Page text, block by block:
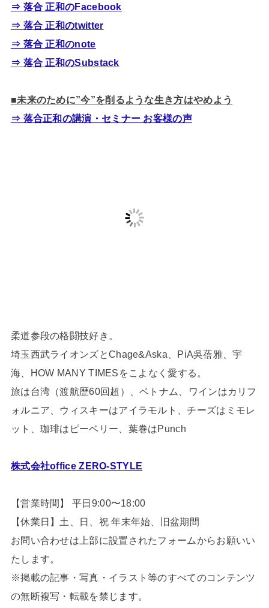
⇒ 落合 正和のFacebook
⇒ 落合 正和のtwitter
⇒ 落合 正和のnote
⇒ 落合 正和のSubstack
■未来のために”今”を削るような生き方はやめよう
⇒ 落合正和の講演・セミナー お客様の声
柔道参段の格闘技好き。
埼玉西武ライオンズとChage&Aska、PiA吳蓓雅、宇
海、HOW MANY TIMESをこよなく愛する。
旅は台湾（渡航歴60回超）、ベトナム、ワインはカリフ
ォルニア、ウィスキーはアイラモルト、チーズはミモレ
ット、珈琲はピーベリー、葉巻はPunch
株式会社office ZERO-STYLE
【営業時間】 平日9:00〜18:00
【休業日】土、日、祝 年末年始、旧盆期間
お問い合わせは上部に設置されたフォームからお願いい
たします。
※掲載の記事・写真・イラスト等のすべてのコンテンツ
の無断複写・転載を禁じます。